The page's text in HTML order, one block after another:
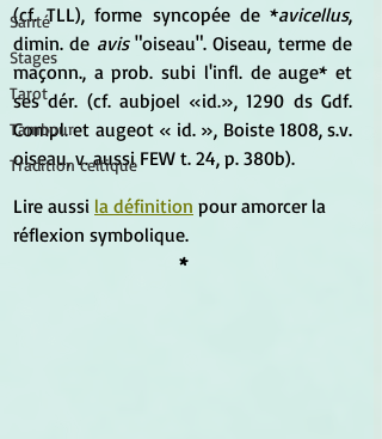
Santé
Stages
Tarot
Tambour
Tradition celtique
(cf. TLL), forme syncopée de *avicellus,
dimin. de avis "oiseau". Oiseau, terme de
maçonn., a prob. subi l'infl. de auge* et
ses dér. (cf. aubjoel «id.», 1290 ds Gdf.
Compl. et augeot « id. », Boiste 1808, s.v.
oiseau, v. aussi FEW t. 24, p. 380b).
Lire aussi la définition pour amorcer la
réflexion symbolique.
*